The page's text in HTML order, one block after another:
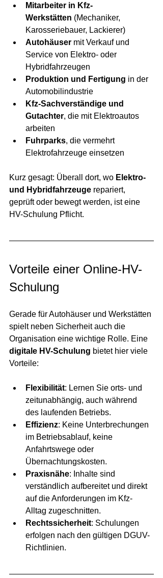
Mitarbeiter in Kfz-
Werkstätten (Mechaniker,
Karosseriebauer, Lackierer)
Autohäuser mit Verkauf und
Service von Elektro- oder
Hybridfahrzeugen
Produktion und Fertigung in der
Automobilindustrie
Kfz-Sachverständige und
Gutachter, die mit Elektroautos
arbeiten
Fuhrparks, die vermehrt
Elektrofahrzeuge einsetzen
Kurz gesagt: Überall dort, wo Elektro-
und Hybridfahrzeuge repariert,
geprüft oder bewegt werden, ist eine
HV-Schulung Pflicht.
Vorteile einer Online-HV-
Schulung
Gerade für Autohäuser und Werkstätten
spielt neben Sicherheit auch die
Organisation eine wichtige Rolle. Eine
digitale HV-Schulung bietet hier viele
Vorteile:
Flexibilität: Lernen Sie orts- und
zeitunabhängig, auch während
des laufenden Betriebs.
Effizienz: Keine Unterbrechungen
im Betriebsablauf, keine
Anfahrtswege oder
Übernachtungskosten.
Praxisnähe: Inhalte sind
verständlich aufbereitet und direkt
auf die Anforderungen im Kfz-
Alltag zugeschnitten.
Rechtssicherheit: Schulungen
erfolgen nach den gültigen DGUV-
Richtlinien.